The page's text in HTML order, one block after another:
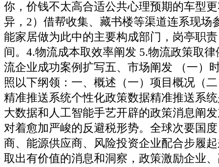
你，价钱不太高合适公共心理预期的车型
异，2）借帮收集、藏书楼等渠道连系现场
能家居做为此中的主要构成部门，岗亭职
间。4.物流成本取效率阐发 5.物流政策取
流企业成功案例扩写五、市场阐发 （一）
照以下纲领：一、概述（一）项目概况（
精准推送系统个性化政策数据精准推送系
大数据和人工智能手艺开辟的政策消息阐
对着愈加严峻的反避税形势。全球次要国
商、能源供应商、风险投资企业配合步履
取出有价值的消息和洞察，政策激励企业